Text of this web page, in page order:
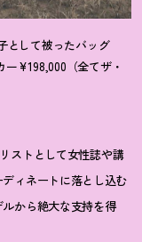
として被ったバッグ
ー¥198,000（全てザ・
ストとして女性誌や講
ィネートに落とし込む
から絶大な支持を得